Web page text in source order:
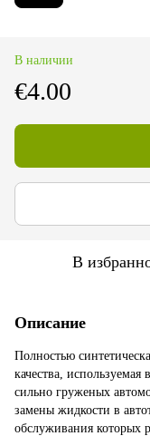
В наличии
€4.00
В
Описание
Полностью
качества,
сильно груженых
замены жидкости в
обслуживания которых